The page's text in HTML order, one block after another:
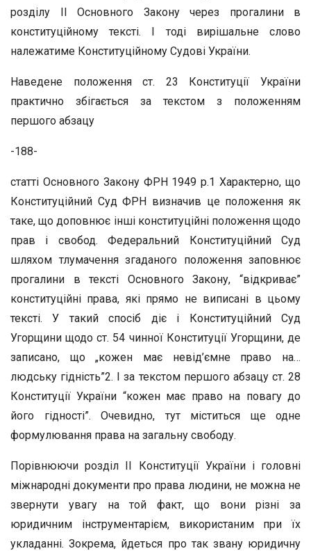
розділу II Основного Закону через прогалини в
конституційному тексті. І тоді вирішальне слово
належатиме Конституційному Судові України.
Наведене положення ст. 23 Конституції України
практично збігається за текстом з положенням
першого абзацу
-188-
статті Основного Закону ФРН 1949 р.1 Характерно, що
Конституційний Суд ФРН визначив це положення як
таке, що доповнює інші конституційні положення щодо
прав і свобод. Федеральний Конституційний Суд
шляхом тлумачення згаданого положення заповнює
прогалини в тексті Основного Закону, “відкриває”
конституційні права, які прямо не виписані в цьому
тексті. У такий спосіб діє і Конституційний Суд
Угорщини щодо ст. 54 чинної Конституції Угорщини, де
записано, що „кожен має невід’ємне право на…
людську гідність”2. І за текстом першого абзацу ст. 28
Конституції України “кожен має право на повагу до
його гідності”. Очевидно, тут міститься ще одне
формулювання права на загальну свободу.
Порівнюючи розділ II Конституції України і головні
міжнародні документи про права людини, не можна не
звернути увагу на той факт, що вони різні за
юридичним інструментарієм, використаним при їх
укладанні. Зокрема, йдеться про так звану юридичну